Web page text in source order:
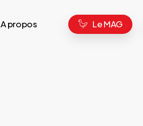
A propos Le MAG